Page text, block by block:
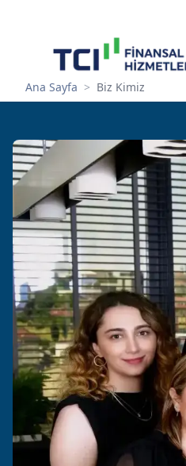
Ana Sayfa > Biz Kimiz